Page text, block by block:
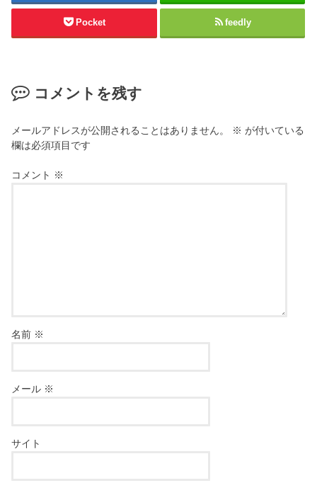
Pocket feedly
コメントを残す
メールアドレスが公開されることはありません。 ※ が付いている
欄は必須項目です
コメント ※
名前 ※
メール ※
サイト